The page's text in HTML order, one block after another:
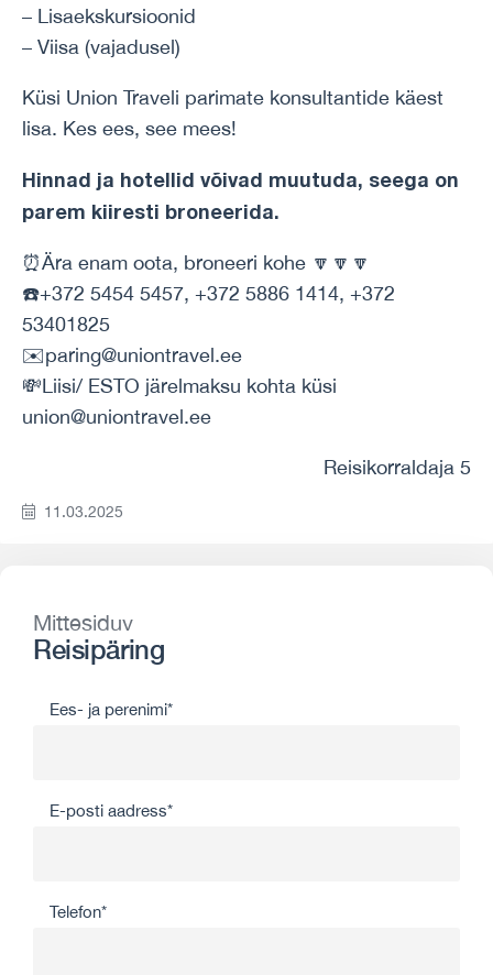
– Lisaekskursioonid
– Viisa (vajadusel)
Küsi Union Traveli parimate konsultantide käest
lisa. Kes ees, see mees!
Hinnad ja hotellid võivad muutuda, seega on
parem kiiresti broneerida.
⏰Ära enam oota, broneeri kohe 🔽🔽🔽
☎️+372 5454 5457, +372 5886 1414, +372
53401825
✉️paring@uniontravel.ee
💸Liisi/ ESTO järelmaksu kohta küsi
union@uniontravel.ee
Reisikorraldaja 5
11.03.2025
Mittesiduv
Reisipäring
Ees- ja perenimi*
E-posti aadress*
Telefon*